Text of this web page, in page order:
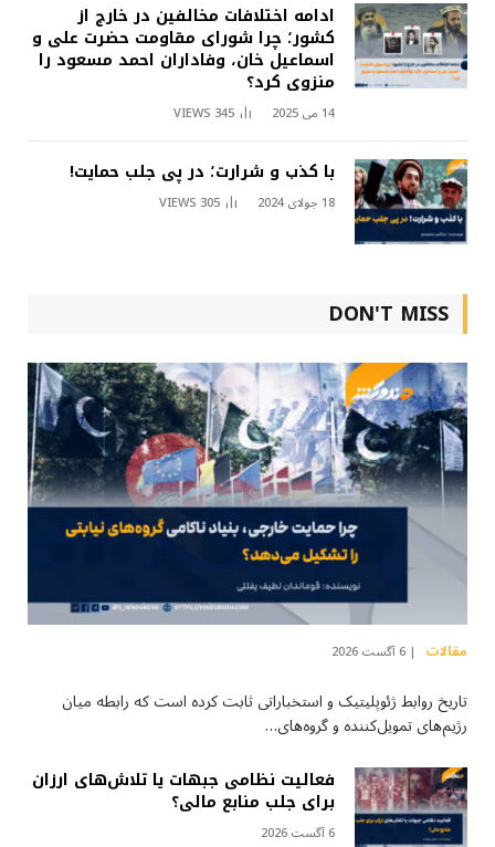
ادامه اختلافات مخالفین در خارج از
کشور؛ چرا شورای مقاومت حضرت علی و
اسماعیل خان، وفاداران احمد مسعود را
منزوی کرد؟
14 می 2025 345
VIEWS
با کذب و شرارت؛ در پی جلب حمایت!
18 جولای 2024 305
VIEWS
DON'T MISS
مقالات 6 آگست 2026
تاریخ روابط ژئوپلیتیک و استخباراتی ثابت کرده است که رابطه میان
رژیم‌های تمویل‌کننده و گروه‌های…
فعالیت نظامی جبهات یا تلاش‌های ارزان
برای جلب منابع مالی؟
6 آگست 2026